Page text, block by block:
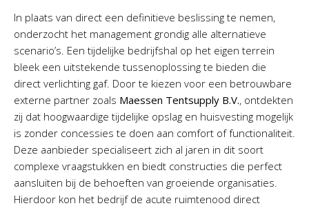
In plaats van direct een definitieve beslissing te nemen,
onderzocht het management grondig alle alternatieve
scenario’s. Een tijdelijke bedrijfshal op het eigen terrein
bleek een uitstekende tussenoplossing te bieden die
direct verlichting gaf. Door te kiezen voor een betrouwbare
externe partner zoals Maessen Tentsupply B.V., ontdekten
zij dat hoogwaardige tijdelijke opslag en huisvesting mogelijk
is zonder concessies te doen aan comfort of functionaliteit.
Deze aanbieder specialiseert zich al jaren in dit soort
complexe vraagstukken en biedt constructies die perfect
aansluiten bij de behoeften van groeiende organisaties.
Hierdoor kon het bedrijf de acute ruimtenood direct